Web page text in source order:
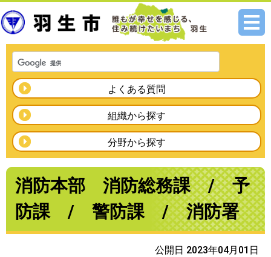
メニ
よくある質問
組織から探す
分野から探す
消防本部 消防総務課 / 予
防課 / 警防課 / 消防署
公開日 2023年04月01日